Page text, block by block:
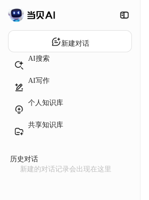
新建对话
AI搜索
AI写作
个人知识库
共享知识库
历史对话
新建的对话记录会出现在这里